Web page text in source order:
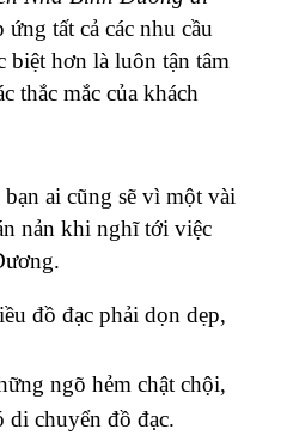
ai cũng sẽ vì một vài
nản khi nghĩ tới việc
ngõ hẻm chật chội,
di chuyển đồ đạc.
tới nơi mới khó đi lại,
xá, dẫn đến mất